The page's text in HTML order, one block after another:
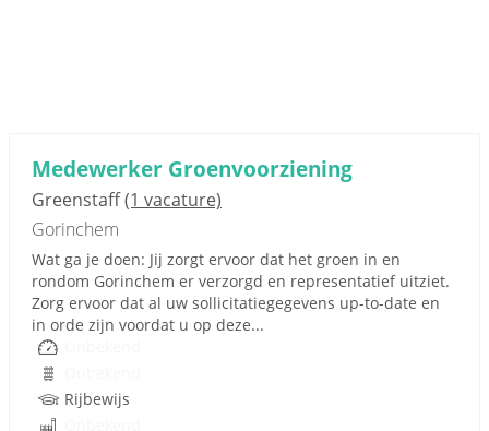
Medewerker Groenvoorziening
Greenstaff(1 vacature)
Gorinchem
Wat ga je doen: Jij zorgt ervoor dat het groen in en
rondom Gorinchem er verzorgd en representatief uitziet.
Zorg ervoor dat al uw sollicitatiegegevens up-to-date en
in orde zijn voordat u op deze...
Rijbewijs